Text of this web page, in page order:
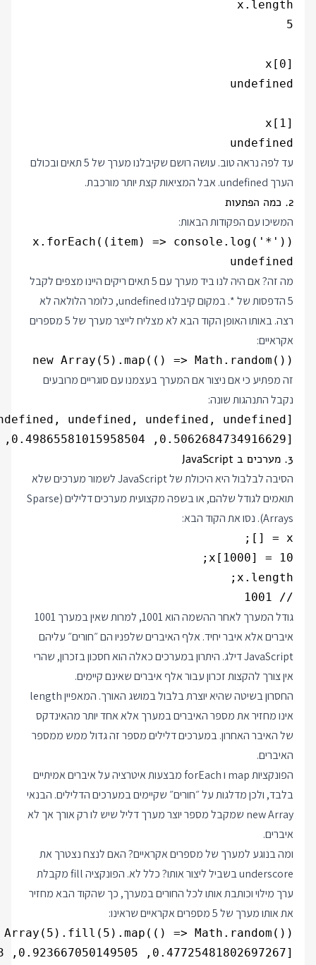
undefined
עד לפה נראה טוב. עושה רושם שקיבלנו מערך של 5 תאים ובכולם
הערך undefined. אבל המציאות קצת יותר מורכבת.
2. כמה הפתעות
המשיכו עם הפקודות הבאות:
undefined
מה זה? אם היה לנו ביד מערך עם 5 תאים ריקים היינו מצפים לקבל
5 הדפסות של *. במקום קיבלנו undefined, כלומר הלולאה לא
רצה. באותו האופן הקוד הבא לא מצליח לייצר מערך של 5 מספרים
אקראיים:
new Array(5).map(() => Math.random())
זה מפתיע כי אם ניצור אם המערך בעצמנו עם סוגריים מרובעים
נקבל התנהגות שונה:
[0.5062684734916629, 0.49865581015958504, 0.5796565300881666, 0.053705448191098126, 0.032301133236884993]
3. מערכים ב JavaScript
הסיבה לבלבול היא היכולת של JavaScript לשמור מערכים שלא
תואמים לגודל שלהם, או בשפה מקצועית מערכים דלילים (Sparse
Arrays). נסו את הקוד הבא:
// 1001
גודל המערך לאחר ההשמה הוא 1001, למרות שאין במערך 1001
איברים אלא איבר יחיד. אלף האיברים שלפניו הם ״חורים״ עליהם
JavaScript דילג. היתרון במערכים כאלה הוא חסכון בזכרון, שהרי
אין צורך להקצות זכרון עבור אלף איברים שאינם קיימים.
החסרון בשיטה שהיא יוצרת בלבול במושג האורך. המאפיין length
אינו מחזיר את מספר האיברים במערך אלא אחד יותר מהאינדקס
של האיבר האחרון. במערכים דלילים מספר זה גדול ממש ממספר
האיברים.
הפונקציות map ו forEach מבצעות איטרציה על איברים אמיתיים
בלבד, ולכן מדלגות על ״חורים״ שקיימים במערכים הדלילים. הבנאי
new Array שמקבל מספר יוצר מערך דליל שיש לו רק אורך אך לא
איברים.
ומה בנוגע למערך של מספרים אקראיים? האם לנצח נצטרך את
underscore בשביל ליצור אותו? כלל לא. הפונקציה fill מקבלת
ערך מילוי וכותבת אותו לכל החורים במערך, כך שהקוד הבא מחזיר
את אותו מערך של 5 מספרים אקראיים שראינו:
[0.47725481802697267, 0.923667050149505, 0.9437440002801853, 0.38107224135324436, 0.29496275372480674]